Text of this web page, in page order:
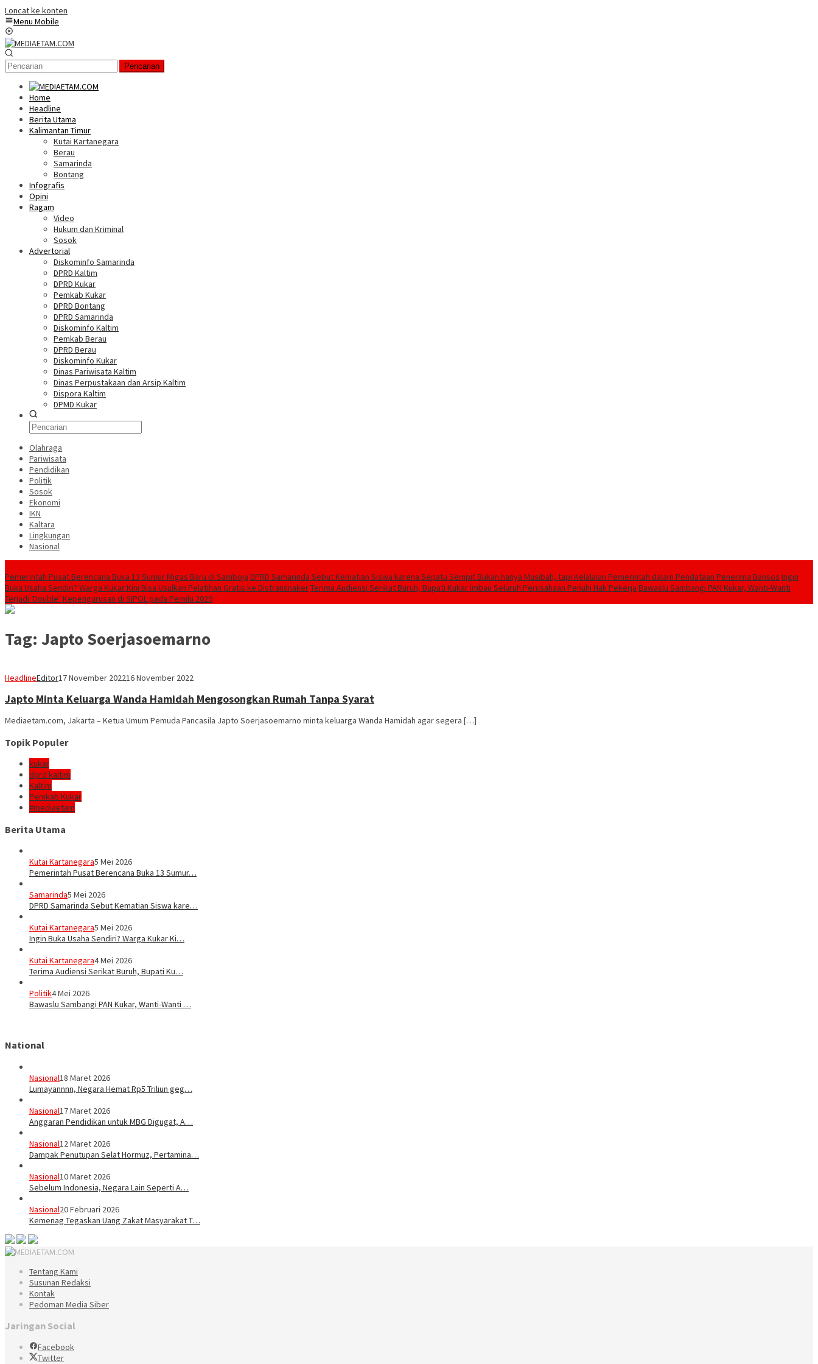
Loncat ke konten
Menu Mobile
Pencarian
Home
Headline
Berita Utama
Kalimantan Timur
Kutai Kartanegara
Berau
Samarinda
Bontang
Infografis
Opini
Ragam
Video
Hukum dan Kriminal
Sosok
Advertorial
Diskominfo Samarinda
DPRD Kaltim
DPRD Kukar
Pemkab Kukar
DPRD Bontang
DPRD Samarinda
Diskominfo Kaltim
Pemkab Berau
DPRD Berau
Diskominfo Kukar
Dinas Pariwisata Kaltim
Dinas Perpustakaan dan Arsip Kaltim
Dispora Kaltim
DPMD Kukar
Olahraga
Pariwisata
Pendidikan
Politik
Sosok
Ekonomi
IKN
Kaltara
Lingkungan
Nasional
Pemerintah Pusat Berencana Buka 13 Sumur Migas Baru di Samboja DPRD Samarinda Sebut Kematian Siswa karena Sepatu Sempit Bukan hanya Musibah, tapi Kelalaian Pemerintah dalam Pendataan Penerima Bansos Ingin
Buka Usaha Sendiri? Warga Kukar Kini Bisa Usulkan Pelatihan Gratis ke DistransnakerTerima Audiensi Serikat Buruh, Bupati Kukar Imbau Seluruh Perusahaan Penuhi Hak Pekerja Bawaslu Sambangi PAN Kukar, Wanti-Wanti
Terjadi ‘Double’ Kepengurusan di SIPOL pada Pemilu 2029
Tag: Japto Soerjasoemarno
HeadlineEditor17 November 202216 November 2022
Japto Minta Keluarga Wanda Hamidah Mengosongkan Rumah Tanpa Syarat
Mediaetam.com, Jakarta – Ketua Umum Pemuda Pancasila Japto Soerjasoemarno minta keluarga Wanda Hamidah agar segera […]
Topik Populer
kukar
dprd kaltim
Kaltim
Pemkab Kukar
#mediaetam
Berita Utama
Kutai Kartanegara5 Mei 2026
Pemerintah Pusat Berencana Buka 13 Sumur…
Samarinda5 Mei 2026
DPRD Samarinda Sebut Kematian Siswa kare…
Kutai Kartanegara5 Mei 2026
Ingin Buka Usaha Sendiri? Warga Kukar Ki…
Kutai Kartanegara4 Mei 2026
Terima Audiensi Serikat Buruh, Bupati Ku…
Politik4 Mei 2026
Bawaslu Sambangi PAN Kukar, Wanti-Wanti …
National
Nasional18 Maret 2026
Lumayannnn, Negara Hemat Rp5 Triliun geg…
Nasional17 Maret 2026
Anggaran Pendidikan untuk MBG Digugat, A…
Nasional12 Maret 2026
Dampak Penutupan Selat Hormuz, Pertamina…
Nasional10 Maret 2026
Sebelum Indonesia, Negara Lain Seperti A…
Nasional20 Februari 2026
Kemenag Tegaskan Uang Zakat Masyarakat T…
Tentang Kami
Susunan Redaksi
Kontak
Pedoman Media Siber
Jaringan Social
Facebook
Twitter